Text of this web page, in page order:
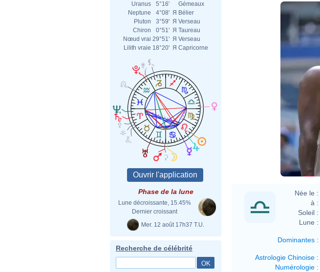
Uranus
5°16'
Gémeaux
Neptune
4°08' Я Bélier
Pluton
3°59' Я Verseau
Chiron
0°51' Я Taureau
Nœud vrai 29°51' Я Verseau
Lilith vraie 18°20' Я Capricorne
Phase de la lune
Lune décroissante, 15.45%
Dernier croissant
Mer. 12 août 17h37 T.U.
Recherche de célébrité
Née le :
à :
Soleil :
Lune :
Dominantes :
Astrologie Chinoise :
Numérologie :